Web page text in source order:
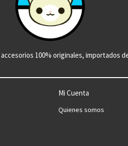
100% originales, importados
Mi Cuenta
Quienes somos